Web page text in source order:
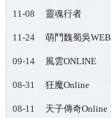
11-08 靈魂行者
11-24 萌鬥魏蜀吳WEB
09-14 風雲ONLINE
08-31 狂魔Online
08-11
天子傳奇Online